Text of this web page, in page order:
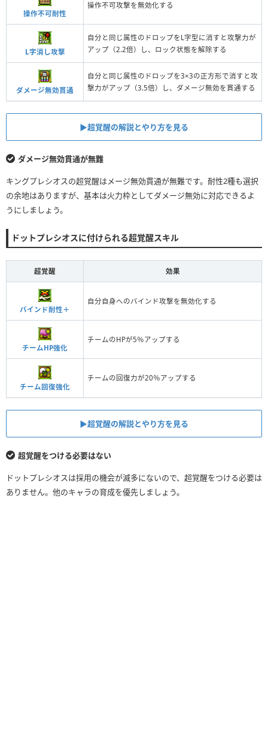
操作不可耐性
操作不可攻撃を無効化する
L字消し攻撃
自分と同じ属性のドロップをL字型に消すと攻撃力が
アップ（2.2倍）し、ロック状態を解除する
ダメージ無効貫通
自分と同じ属性のドロップを3×3の正方形で消すと攻
撃力がアップ（3.5倍）し、ダメージ無効を貫通する
▶︎超覚醒の解説とやり方を見る
ダメージ無効貫通が無難
キングプレシオスの超覚醒はメージ無効貫通が無難です。耐性2種も選択
の余地はありますが、基本は火力枠としてダメージ無効に対応できるよ
うにしましょう。
ドットプレシオスに付けられる超覚醒スキル
超覚醒 効果
バインド耐性＋
自分自身へのバインド攻撃を無効化する
チームHP強化
チームのHPが5％アップする
チーム回復強化
チームの回復力が20％アップする
▶︎超覚醒の解説とやり方を見る
超覚醒をつける必要はない
ドットプレシオスは採用の機会が滅多にないので、超覚醒をつける必要は
ありません。他のキャラの育成を優先しましょう。